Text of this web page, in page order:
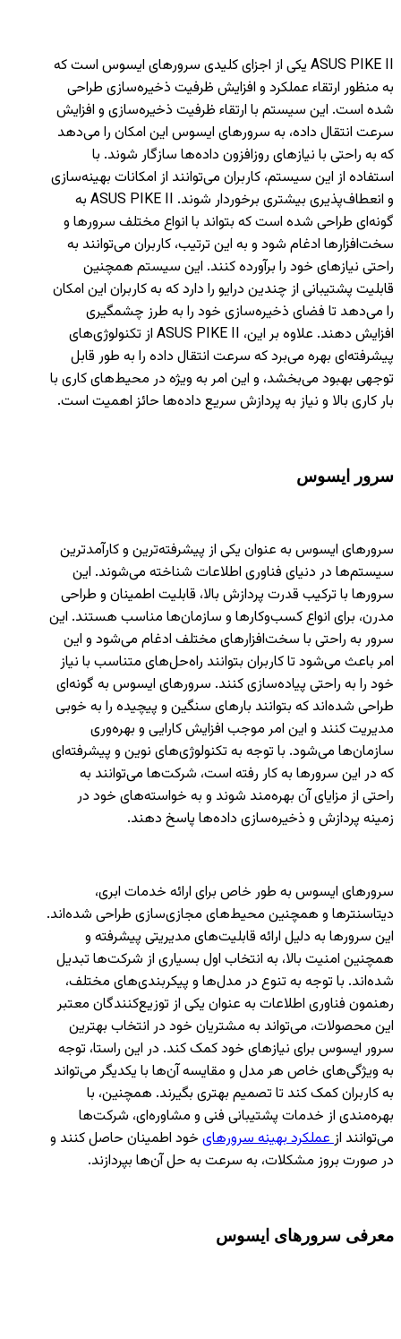
ASUS PIKE II یکی از اجزای کلیدی سرورهای ایسوس است که
به منظور ارتقاء عملکرد و افزایش ظرفیت ذخیره‌سازی طراحی
شده است. این سیستم با ارتقاء ظرفیت ذخیره‌سازی و افزایش
سرعت انتقال داده، به سرورهای ایسوس این امکان را می‌دهد
که به راحتی با نیازهای روزافزون داده‌ها سازگار شوند. با
استفاده از این سیستم، کاربران می‌توانند از امکانات بهینه‌سازی
و انعطاف‌پذیری بیشتری برخوردار شوند. ASUS PIKE II به
گونه‌ای طراحی شده است که بتواند با انواع مختلف سرورها و
سخت‌افزارها ادغام شود و به این ترتیب، کاربران می‌توانند به
راحتی نیازهای خود را برآورده کنند. این سیستم همچنین
قابلیت پشتیبانی از چندین درایو را دارد که به کاربران این امکان
را می‌دهد تا فضای ذخیره‌سازی خود را به طرز چشمگیری
افزایش دهند. علاوه بر این، ASUS PIKE II از تکنولوژی‌های
پیشرفته‌ای بهره می‌برد که سرعت انتقال داده را به طور قابل
توجهی بهبود می‌بخشد، و این امر به ویژه در محیط‌های کاری با
بار کاری بالا و نیاز به پردازش سریع داده‌ها حائز اهمیت است.
سرور ایسوس
سرورهای ایسوس به عنوان یکی از پیشرفته‌ترین و کارآمدترین
سیستم‌ها در دنیای فناوری اطلاعات شناخته می‌شوند. این
سرورها با ترکیب قدرت پردازش بالا، قابلیت اطمینان و طراحی
مدرن، برای انواع کسب‌وکارها و سازمان‌ها مناسب هستند. این
سرور به راحتی با سخت‌افزارهای مختلف ادغام می‌شود و این
امر باعث می‌شود تا کاربران بتوانند راه‌حل‌های متناسب با نیاز
خود را به راحتی پیاده‌سازی کنند. سرورهای ایسوس به گونه‌ای
طراحی شده‌اند که بتوانند بارهای سنگین و پیچیده را به خوبی
مدیریت کنند و این امر موجب افزایش کارایی و بهره‌وری
سازمان‌ها می‌شود. با توجه به تکنولوژی‌های نوین و پیشرفته‌ای
که در این سرورها به کار رفته است، شرکت‌ها می‌توانند به
راحتی از مزایای آن بهره‌مند شوند و به خواسته‌های خود در
زمینه پردازش و ذخیره‌سازی داده‌ها پاسخ دهند.
سرورهای ایسوس به طور خاص برای ارائه خدمات ابری،
دیتاسنترها و همچنین محیط‌های مجازی‌سازی طراحی شده‌اند.
این سرورها به دلیل ارائه قابلیت‌های مدیریتی پیشرفته و
همچنین امنیت بالا، به انتخاب اول بسیاری از شرکت‌ها تبدیل
شده‌اند. با توجه به تنوع در مدل‌ها و پیکربندی‌های مختلف،
رهنمون فناوری اطلاعات به عنوان یکی از توزیع‌کنندگان معتبر
این محصولات، می‌تواند به مشتریان خود در انتخاب بهترین
سرور ایسوس برای نیازهای خود کمک کند. در این راستا، توجه
به ویژگی‌های خاص هر مدل و مقایسه آن‌ها با یکدیگر می‌تواند
به کاربران کمک کند تا تصمیم بهتری بگیرند. همچنین، با
بهره‌مندی از خدمات پشتیبانی فنی و مشاوره‌ای، شرکت‌ها
می‌توانند ازعملکرد بهینه سرورهای خود اطمینان حاصل کنند و
در صورت بروز مشکلات، به سرعت به حل آن‌ها بپردازند.
معرفی سرورهای ایسوس